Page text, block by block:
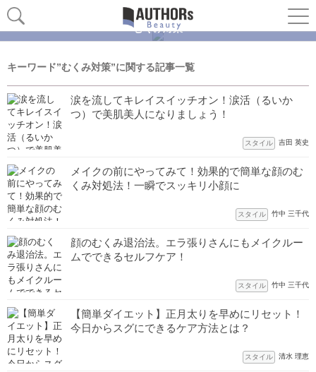
むくみ対策
キーワード”むくみ対策”に関する記事一覧
涙を流してキレイスイッチオン！涙活（るいか
つ）で美肌美人になりましょう！
スタイル 吉田 英史
メイクの前にやってみて！効果的で簡単な顔のむ
くみ対処法！一瞬でスッキリ小顔に
スタイル 竹中 三千代
顔のむくみ退治法。エラ張りさんにもメイクルー
ムでできるセルフケア！
スタイル 竹中 三千代
【簡単ダイエット】正月太りを早めにリセット！
今日からスグにできるケア方法とは？
スタイル 清水 理恵